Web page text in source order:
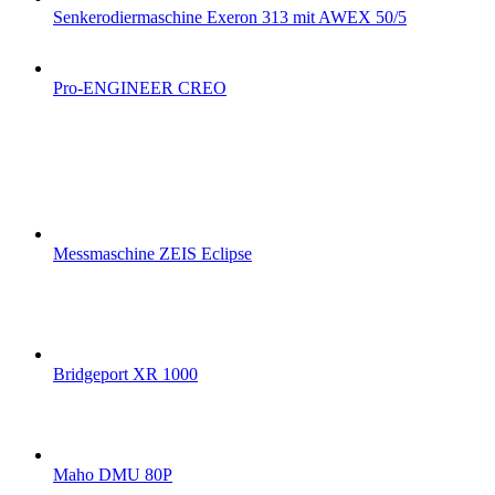
Senkerodiermaschine Exeron 313 mit AWEX 50/5
Pro-ENGINEER CREO
Messmaschine ZEIS Eclipse
Bridgeport XR 1000
Maho DMU 80P